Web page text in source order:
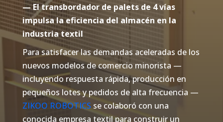
— El transbordador de palets de 4 vías
impulsa la eficiencia del almacén en la
industria textil
Para satisfacer las demandas aceleradas de los
nuevos modelos de comercio minorista —
incluyendo respuesta rápida, producción en
pequeños lotes y pedidos de alta frecuencia —
ZIKOO ROBOTICS se colaboró con una
conocida empresa textil para construir un